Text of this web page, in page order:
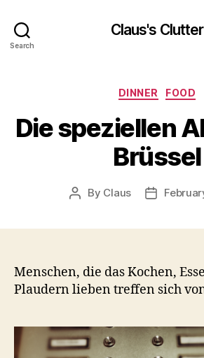
Search
Claus's Clutter
DINNER FOOD
Die speziellen
Brüssel
Post
By Claus
Post
Menschen, die das Kochen,
Plaudern lieben treffen sich